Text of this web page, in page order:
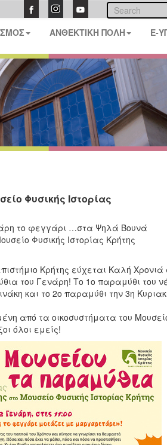
ΑΝΘΕΚΤΙΚΗ ΠΟΛΗ E-
Φυσικής Ιστορίας
το φεγγάρι …στα Ψηλά Βουνά
Φυσικής Ιστορίας Κρήτης
Κρήτης εύχεται Καλή Χρονιά
του Γενάρη! Το 1ο παραμύθι του
και το 2ο παραμύθι την 3η
από τα οικοσυστήματα του
όλοι εμείς!